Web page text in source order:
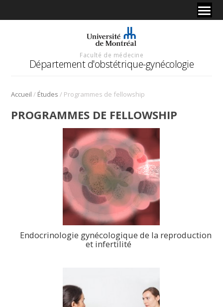
Faculté de médecine
Département d'obstétrique-gynécologie
Accueil / Études / Programmes de fellowship
PROGRAMMES DE FELLOWSHIP
Endocrinologie gynécologique de la reproduction
et infertilité